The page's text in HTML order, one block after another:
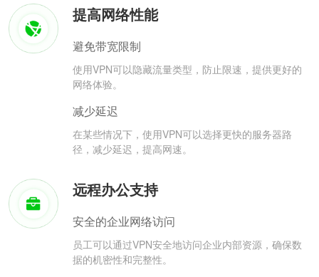
提高网络性能
避免带宽限制
使用VPN可以隐藏流量类型，防止限速，提供更好的
网络体验。
减少延迟
在某些情况下，使用VPN可以选择更快的服务器路
径，减少延迟，提高网速。
远程办公支持
安全的企业网络访问
员工可以通过VPN安全地访问企业内部资源，确保数
据的机密性和完整性。